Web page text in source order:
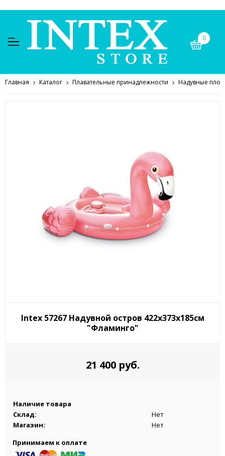
0
Главная Каталог Плавательные принадлежности Надувные
Intex 57267 Надувной остров 422х373х185см
"Фламинго"
21 400 руб.
Наличие товара
Склад:
Нет
Магазин:
Нет
Принимаем к оплате